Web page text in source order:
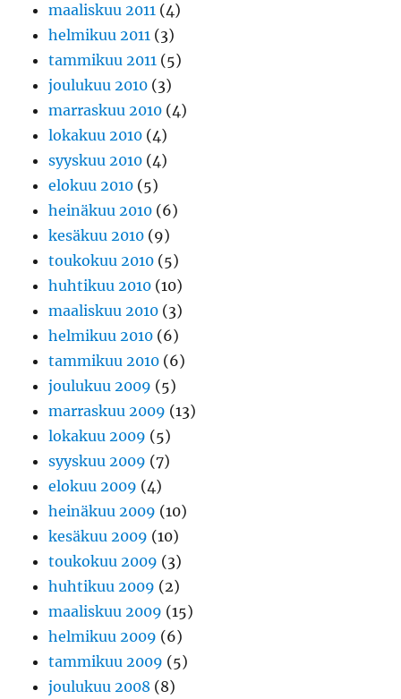
maaliskuu 2011 (4)
helmikuu 2011 (3)
tammikuu 2011 (5)
joulukuu 2010 (3)
marraskuu 2010 (4)
lokakuu 2010 (4)
syyskuu 2010 (4)
elokuu 2010 (5)
heinäkuu 2010 (6)
kesäkuu 2010 (9)
toukokuu 2010 (5)
huhtikuu 2010 (10)
maaliskuu 2010 (3)
helmikuu 2010 (6)
tammikuu 2010 (6)
joulukuu 2009 (5)
marraskuu 2009 (13)
lokakuu 2009 (5)
syyskuu 2009 (7)
elokuu 2009 (4)
heinäkuu 2009 (10)
kesäkuu 2009 (10)
toukokuu 2009 (3)
huhtikuu 2009 (2)
maaliskuu 2009 (15)
helmikuu 2009 (6)
tammikuu 2009 (5)
joulukuu 2008 (8)